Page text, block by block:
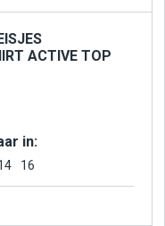
ACTIVE TOP
in:
16